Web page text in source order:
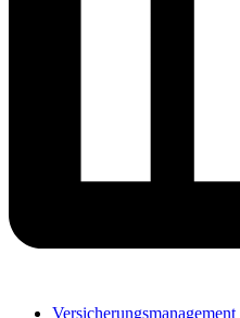
Versicherungsmanagement